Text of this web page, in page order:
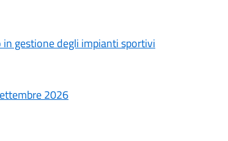
gestione degli impianti sportivi
2026